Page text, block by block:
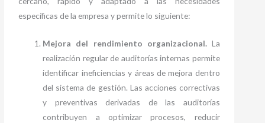
específicas de la empresa y permite lo siguiente:
Mejora del rendimiento organizacional.La
realización regular de auditorías internas permite
identificar ineficiencias y áreas de mejora dentro
del sistema de gestión. Las acciones correctivas
y preventivas derivadas de las auditorías
contribuyen a optimizar procesos, reducir